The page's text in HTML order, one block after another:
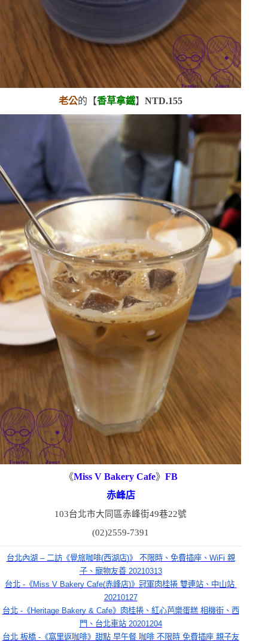
老公的【香草拿鐵】NTD.155
《Miss V Bakery Cafe》 FB
赤峰店
103台北市大同區赤峰街49巷22號
(02)2559-7391
台北內湖 – 二訪《覺旅咖啡(西湖店)》 不限時、免費插座、WiFi 親
子、寵物友善 20210313
台北 -《Miss V Bakery Cafe(赤峰店)》冠軍肉桂捲 雙連站、中山站
20210127
台北 -《Heritage Bakery & Cafe》肉桂捲、紅心芭樂蛋糕 相機街、西
門、台北車站 20201204
台北 板橋 -《窩里返咖啡》甜點 早午餐 咖啡 不限時 免費插座 親子友